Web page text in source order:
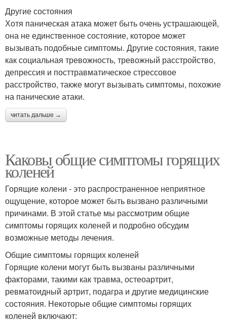
Другие состояния
Хотя паническая атака может быть очень устрашающей,
она не единственное состояние, которое может
вызывать подобные симптомы. Другие состояния, такие
как социальная тревожность, тревожный расстройство,
депрессия и посттравматическое стрессовое
расстройство, также могут вызывать симптомы, похожие
на панические атаки.
читать дальше →
Каковы общие симптомы горящих
коленей
Горящие колени - это распространенное неприятное
ощущение, которое может быть вызвано различными
причинами. В этой статье мы рассмотрим общие
симптомы горящих коленей и подробно обсудим
возможные методы лечения.
Общие симптомы горящих коленей
Горящие колени могут быть вызваны различными
факторами, такими как травма, остеоартрит,
ревматоидный артрит, подагра и другие медицинские
состояния. Некоторые общие симптомы горящих
коленей включают: